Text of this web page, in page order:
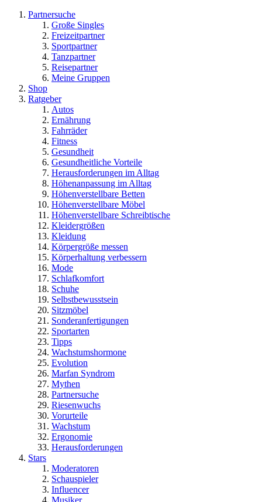
Partnersuche
Große Singles
Freizeitpartner
Sportpartner
Tanzpartner
Reisepartner
Meine Gruppen
Shop
Ratgeber
Autos
Ernährung
Fahrräder
Fitness
Gesundheit
Gesundheitliche Vorteile
Herausforderungen im Alltag
Höhenanpassung im Alltag
Höhenverstellbare Betten
Höhenverstellbare Möbel
Höhenverstellbare Schreibtische
Kleidergrößen
Kleidung
Körpergröße messen
Körperhaltung verbessern
Mode
Schlafkomfort
Schuhe
Selbstbewusstsein
Sitzmöbel
Sonderanfertigungen
Sportarten
Tipps
Wachstumshormone
Evolution
Marfan Syndrom
Mythen
Partnersuche
Riesenwuchs
Vorurteile
Wachstum
Ergonomie
Herausforderungen
Stars
Moderatoren
Schauspieler
Influencer
Musiker